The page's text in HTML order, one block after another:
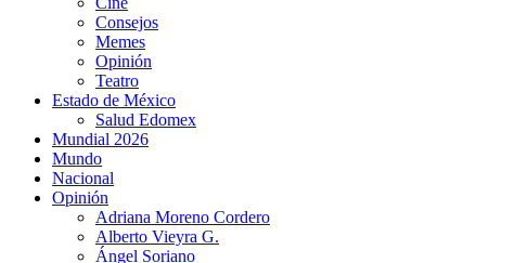
Consejos
Memes
Opinión
Teatro
Estado de México
Salud Edomex
Mundial 2026
Mundo
Nacional
Opinión
Adriana Moreno Cordero
Alberto Vieyra G.
Ángel Soriano